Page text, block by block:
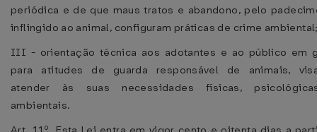
periódica e de que maus tratos e abandono, pelo
inflingido ao animal, configuram práticas de crime
III - orientação técnica aos adotantes e ao público em
para atitudes de guarda responsável de animais,
atender às suas necessidades físicas,
ambientais.